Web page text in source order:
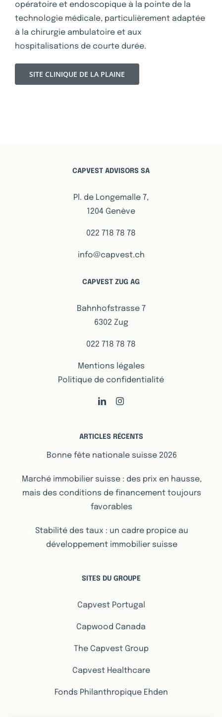
opératoire et endoscopique à la pointe de la
technologie médicale, particulièrement adaptée
à la chirurgie ambulatoire et aux
hospitalisations de courte durée.
SITE CLINIQUE DE LA PLAINE
CAPVEST ADVISORS SA
Pl. de Longemalle 7,
1204 Genève
022 718 78 78
info@capvest.ch
CAPVEST ZUG AG
Bahnhofstrasse 7
6302 Zug
022 718 78 78
Mentions légales
Politique de confidentialité
ARTICLES RÉCENTS
Bonne fête nationale suisse 2026
Marché immobilier suisse : des prix en hausse,
mais des conditions de financement toujours
favorables
Stabilité des taux : un cadre propice au
développement immobilier suisse
SITES DU GROUPE
Capvest Portugal
Capwood Canada
The Capvest Group
Capvest Healthcare
Fonds Philanthropique Ehden